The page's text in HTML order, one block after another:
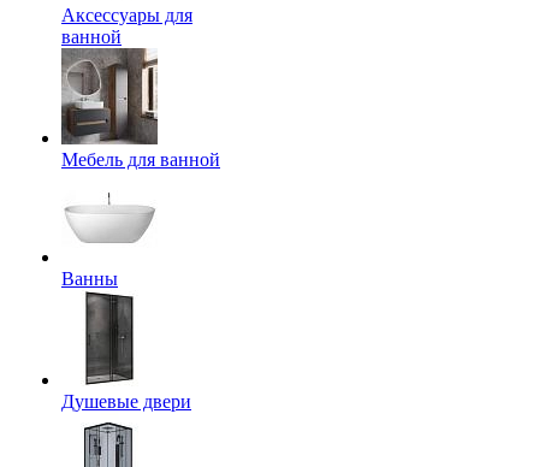
Аксессуары для
ванной
Мебель для ванной
Ванны
Душевые двери